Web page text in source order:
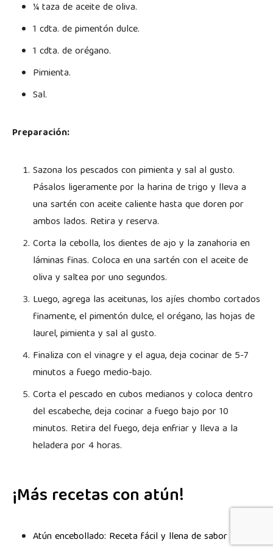
¼ taza de aceite de oliva.
1 cdta. de pimentón dulce.
1 cdta. de orégano.
Pimienta.
Sal.
Preparación:
Sazona los pescados con pimienta y sal al gusto.
Pásalos ligeramente por la harina de trigo y lleva a
una sartén con aceite caliente hasta que doren por
ambos lados. Retira y reserva.
Corta la cebolla, los dientes de ajo y la zanahoria en
láminas finas. Coloca en una sartén con el aceite de
oliva y saltea por uno segundos.
Luego, agrega las aceitunas, los ajíes chombo cortados
finamente, el pimentón dulce, el orégano, las hojas de
laurel, pimienta y sal al gusto.
Finaliza con el vinagre y el agua, deja cocinar de 5-7
minutos a fuego medio-bajo.
Corta el pescado en cubos medianos y coloca dentro
del escabeche, deja cocinar a fuego bajo por 10
minutos. Retira del fuego, deja enfriar y lleva a la
heladera por 4 horas.
¡Más recetas con atún!
Atún encebollado: Receta fácil y llena de sabor